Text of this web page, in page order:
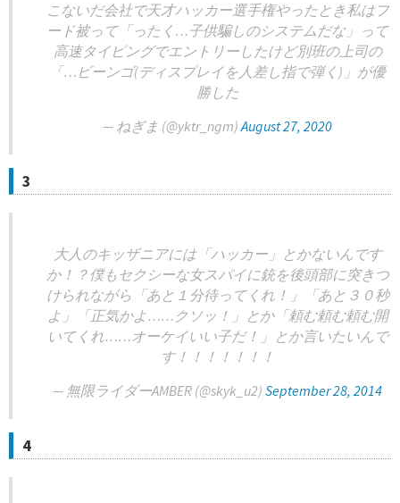
こないだ会社で天才ハッカー選手権やったとき私はフ
ード被って「ったく…子供騙しのシステムだな」って
高速タイピングでエントリーしたけど別班の上司の
「…ビーンゴ(ディスプレイを人差し指で弾く)」が優
勝した
— ねぎま (@yktr_ngm)August 27, 2020
3
大人のキッザニアには「ハッカー」とかないんです
か！？僕もセクシーな女スパイに銃を後頭部に突きつ
けられながら「あと１分待ってくれ！」「あと３０秒
よ」「正気かよ……クソッ！」とか「頼む頼む頼む開
いてくれ……オーケイいい子だ！」とか言いたいんで
す！！！！！！！
— 無限ライダーAMBER (@skyk_u2) September 28, 2014
4